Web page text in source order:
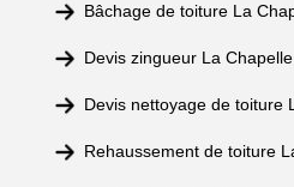
Bâchage de toiture La
Devis zingueur La
Devis nettoyage de toiture
Rehaussement de toiture